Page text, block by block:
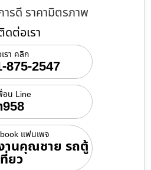
รดี ราคามิตรภาพ
ดต่อเรา
รา คลิก
875-2547
อน Line
แฟนเพจ
านคุณชาย รถตู้
ยว